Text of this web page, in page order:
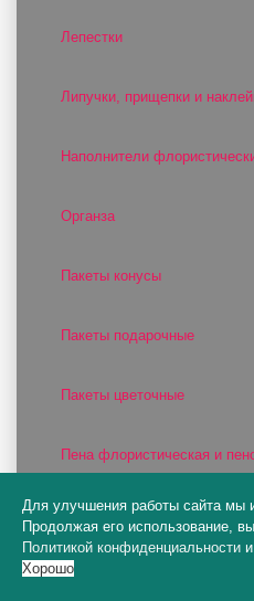
Лепестки
Липучки, прищепки и
Наполнители
Органза
Пакеты конусы
Пакеты подарочные
Пакеты цветочные
Пена флористическая и
Плайм пакеты для цветов
Пленка DUOMAT
Для улучшения работы сайта мы
Продолжая его использование,
Политикой конфиденциальности и
Хорошо